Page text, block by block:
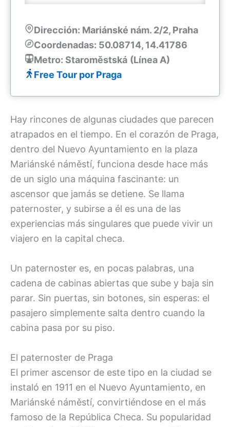
Dirección: Mariánské nám. 2/2, Praha
Coordenadas: 50.08714, 14.41786
Metro: Staroměstská (Línea A)
Free Tour por Praga
Hay rincones de algunas ciudades que parecen
atrapados en el tiempo. En el corazón de Praga,
dentro del Nuevo Ayuntamiento en la plaza
Mariánské náměstí, funciona desde hace más
de un siglo una máquina fascinante: un
ascensor que jamás se detiene. Se llama
paternoster, y subirse a él es una de las
experiencias más singulares que puede vivir un
viajero en la capital checa.
Un paternoster es, en pocas palabras, una
cadena de cabinas abiertas que sube y baja sin
parar. Sin puertas, sin botones, sin esperas: el
pasajero simplemente salta dentro cuando la
cabina pasa por su piso.
El paternoster de Praga
El primer ascensor de este tipo en la ciudad se
instaló en 1911 en el Nuevo Ayuntamiento, en
Mariánské náměstí, convirtiéndose en el más
famoso de la República Checa. Su popularidad